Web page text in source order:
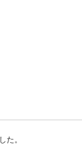
た。